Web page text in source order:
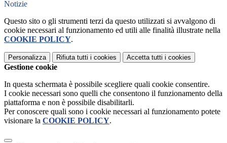
Notizie
Questo sito o gli strumenti terzi da questo utilizzati si avvalgono di
cookie necessari al funzionamento ed utili alle finalità illustrate nella
COOKIE POLICY.
Personalizza Rifiuta tutti i cookies Accetta tutti i cookies
Gestione cookie
In questa schermata è possibile scegliere quali cookie consentire.
I cookie necessari sono quelli che consentono il funzionamento della
piattaforma e non è possibile disabilitarli.
Per conoscere quali sono i cookie necessari al funzionamento potete
visionare la COOKIE POLICY.